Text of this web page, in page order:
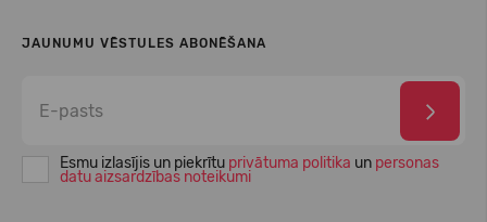
JAUNUMU VĒSTULES ABONĒŠANA
Esmu izlasījis un piekrītu privātuma politika un personas
datu aizsardzības noteikumi